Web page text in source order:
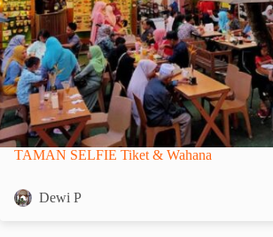
TAMAN SELFIE Tiket & Wahana
Dewi P